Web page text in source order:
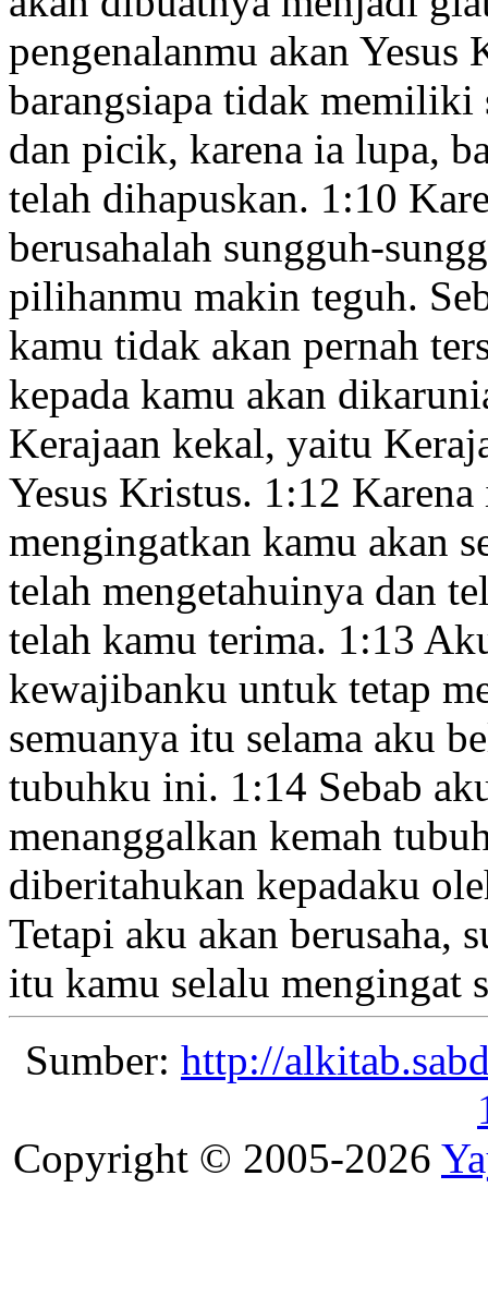
pengenalanmu akan Yesus
barangsiapa tidak memiliki
dan picik, karena ia lupa,
telah dihapuskan. 1:10
berusahalah sungguh-
pilihanmu makin teguh.
kamu tidak akan pernah
kepada kamu akan
Kerajaan kekal, yaitu
Yesus Kristus. 1:12 Karena
mengingatkan kamu akan
telah mengetahuinya dan
telah kamu terima. 1:13
kewajibanku untuk tetap
semuanya itu selama aku
tubuhku ini. 1:14 Sebab
menanggalkan kemah
diberitahukan kepadaku
Tetapi aku akan berusaha,
itu kamu selalu mengingat
Sumber: http://
Copyright © 2005-2026